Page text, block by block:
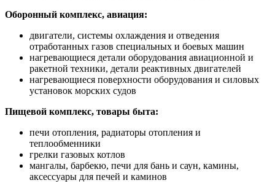
Оборонный комплекс, авиация:
двигатели, системы охлаждения и отведения
отработанных газов специальных и боевых машин
нагревающиеся детали оборудования авиационной и
ракетной техники, детали реактивных двигателей
нагревающиеся поверхности оборудования и силовых
установок морских судов
Пищевой комплекс, товары быта:
печи отопления, радиаторы отопления и
теплообменники
грелки газовых котлов
мангалы, барбекю, печи для бань и саун, камины,
аксессуары для печей и каминов